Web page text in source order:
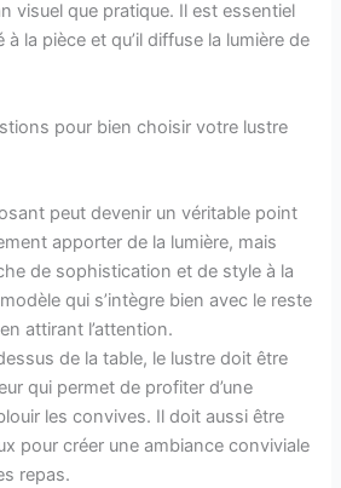
visuel que pratique. Il est essentiel
la pièce et qu’il diffuse la lumière de
pour bien choisir votre lustre
peut devenir un véritable point
apporter de la lumière, mais
de sophistication et de style à la
qui s’intègre bien avec le reste
attirant l’attention.
de la table, le lustre doit être
qui permet de profiter d’une
les convives. Il doit aussi être
pour créer une ambiance conviviale
repas.